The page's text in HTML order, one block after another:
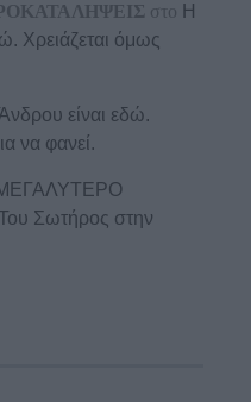
στο Η
Χρειάζεται όμως
είναι εδώ.
να φανεί.
Σωτήρος στην